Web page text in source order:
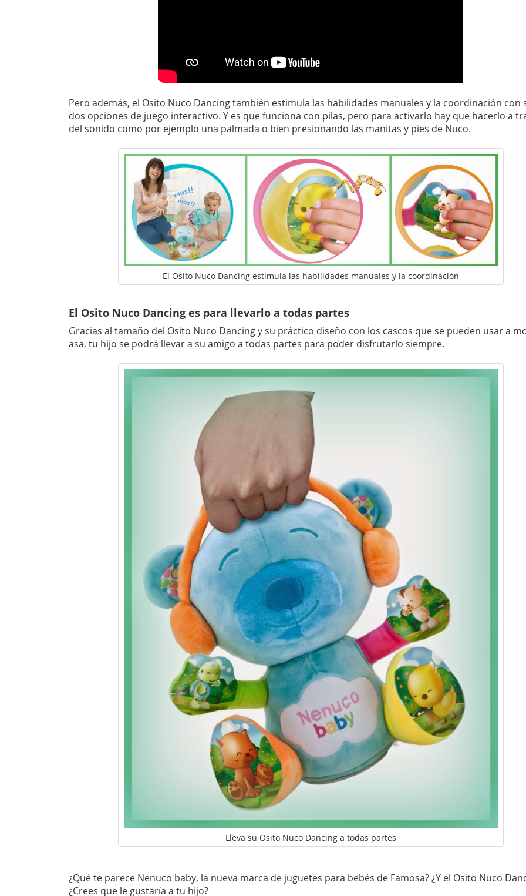
Pero además, el Osito Nuco Dancing también estimula las habilidades manuales y la coordinación con
dos opciones de juego interactivo. Y es que funciona con pilas, pero para activarlo hay que hacerlo a
del sonido como por ejemplo una palmada o bien presionando las manitas y pies de Nuco.
El Osito Nuco Dancing estimula las habilidades manuales y la coordinación
El Osito Nuco Dancing es para llevarlo a todas partes
Gracias al tamaño del Osito Nuco Dancing y su práctico diseño con los cascos que se pueden usar a
asa, tu hijo se podrá llevar a su amigo a todas partes para poder disfrutarlo siempre.
Lleva su Osito Nuco Dancing a todas partes
¿Qué te parece Nenuco baby, la nueva marca de juguetes para bebés de Famosa? ¿Y el Osito Nuco
¿Crees que le gustaría a tu hijo?